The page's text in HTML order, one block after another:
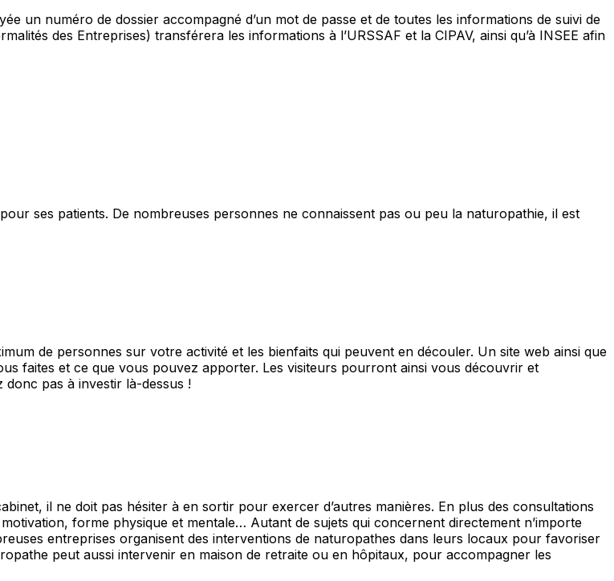
un numéro de dossier accompagné d’un mot de passe et de toutes les informations de suivi de
des Entreprises) transférera les informations à l’URSSAF et la CIPAV, ainsi qu’à INSEE afin
ses patients. De nombreuses personnes ne connaissent pas ou peu la naturopathie, il est
de personnes sur votre activité et les bienfaits qui peuvent en découler. Un site web ainsi que
faites et ce que vous pouvez apporter. Les visiteurs pourront ainsi vous découvrir et
pas à investir là-dessus !
il ne doit pas hésiter à en sortir pour exercer d’autres manières. En plus des consultations
forme physique et mentale… Autant de sujets qui concernent directement n’importe
entreprises organisent des interventions de naturopathes dans leurs locaux pour favoriser
peut aussi intervenir en maison de retraite ou en hôpitaux, pour accompagner les